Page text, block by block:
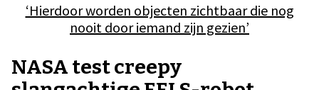
‘Hierdoor worden objecten zichtbaar die nog
nooit door iemand zijn gezien’
NASA test creepy